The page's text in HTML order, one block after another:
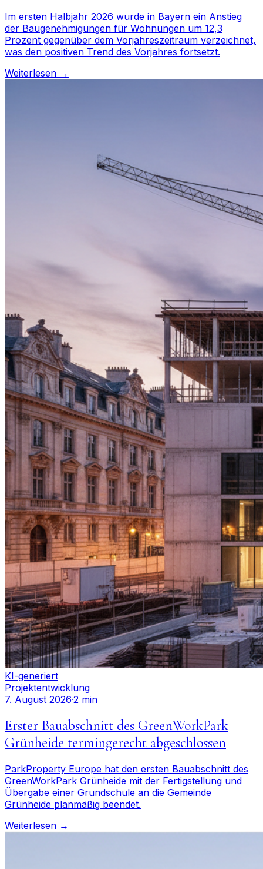
Im ersten Halbjahr 2026 wurde in Bayern ein Anstieg
der Baugenehmigungen für Wohnungen um 12,3
Prozent gegenüber dem Vorjahreszeitraum verzeichnet,
was den positiven Trend des Vorjahres fortsetzt.
Weiterlesen →
KI-generiert
Projektentwicklung
7. August 2026·2 min
Erster Bauabschnitt des GreenWorkPark
Grünheide termingerecht abgeschlossen
ParkProperty Europe hat den ersten Bauabschnitt des
GreenWorkPark Grünheide mit der Fertigstellung und
Übergabe einer Grundschule an die Gemeinde
Grünheide planmäßig beendet.
Weiterlesen →